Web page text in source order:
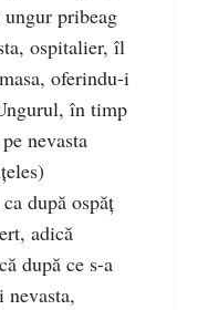
pribeag
ospitalier, îl
oferindu-i
în timp
nevasta
după ospăţ
adică
după ce s-a
nevasta,